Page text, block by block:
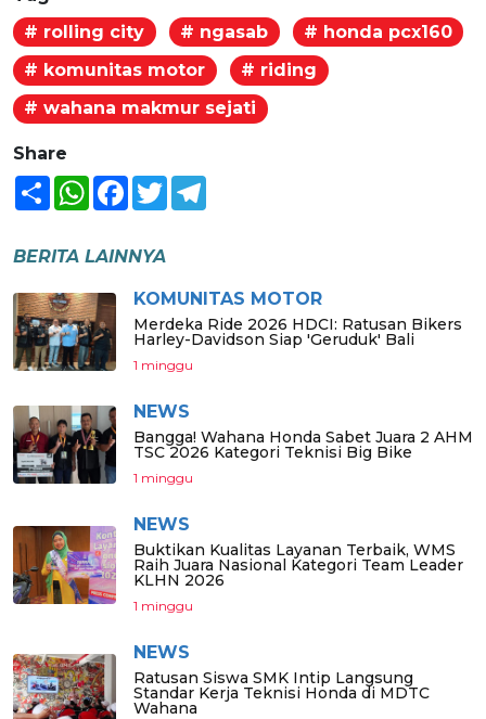
# rolling city
# ngasab
# honda pcx160
# komunitas motor
# riding
# wahana makmur sejati
Share
Share WhatsAppFacebook
Twitter
BERITA LAINNYA
KOMUNITAS MOTOR
Merdeka Ride 2026 HDCI: Ratusan Bikers
Harley-Davidson Siap 'Geruduk' Bali
1 minggu
NEWS
Bangga! Wahana Honda Sabet Juara 2 AHM
TSC 2026 Kategori Teknisi Big Bike
1 minggu
NEWS
Buktikan Kualitas Layanan Terbaik, WMS
Raih Juara Nasional Kategori Team Leader
KLHN 2026
1 minggu
NEWS
Ratusan Siswa SMK Intip Langsung
Standar Kerja Teknisi Honda di MDTC
Wahana